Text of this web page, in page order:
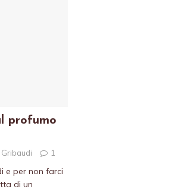
profumo
1
e per non farci
di un